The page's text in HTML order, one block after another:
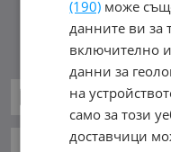
Няма
ОСНОВНИ КАТЕГОРИИ
(190) може
данните ви за
включително
данни за
на
само за този
доставчици